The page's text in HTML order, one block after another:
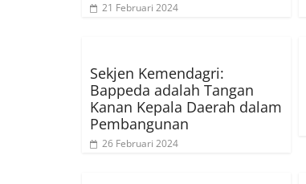
21 Februari 2024
Sekjen Kemendagri:
Bappeda adalah Tangan
Kanan Kepala Daerah dalam
Pembangunan
26 Februari 2024